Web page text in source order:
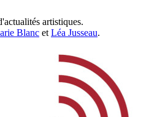
artistiques.
Blanc et Léa Jusseau.